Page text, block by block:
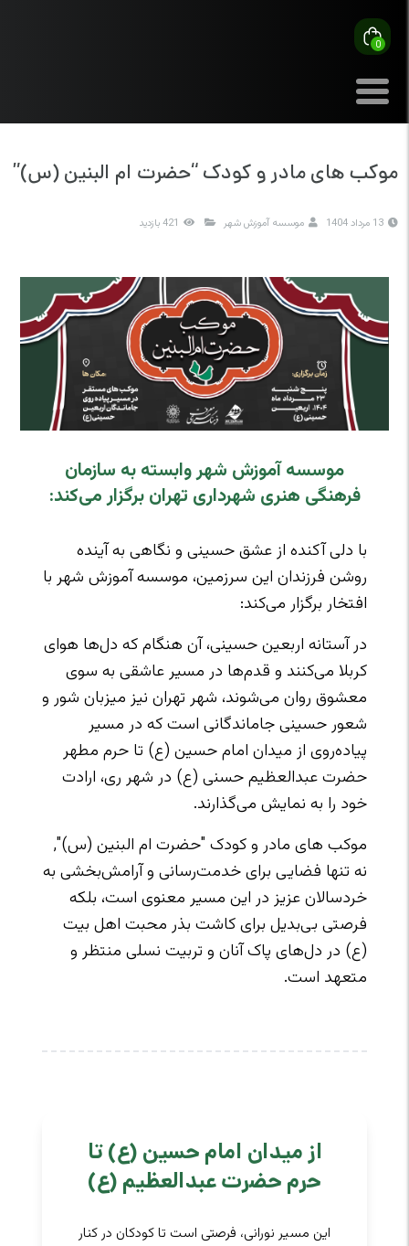
0
موکب های مادر و کودک “حضرت ام البنین (س)”
13 مرداد 1404 موسسه آموزش شهر 421 بازدید
موسسه آموزش شهر وابسته به سازمان
فرهنگی هنری شهرداری تهران برگزار می‌کند:
با دلی آکنده از عشق حسینی و نگاهی به آینده
روشن فرزندان این سرزمین، موسسه آموزش شهر با
افتخار برگزار می‌کند:
در آستانه اربعین حسینی، آن هنگام که دل‌ها هوای
کربلا می‌کنند و قدم‌ها در مسیر عاشقی به سوی
معشوق روان می‌شوند، شهر تهران نیز میزبان شور و
شعور حسینی جاماندگانی است که در مسیر
پیاده‌روی از میدان امام حسین (ع) تا حرم مطهر
حضرت عبدالعظیم حسنی (ع) در شهر ری، ارادت
خود را به نمایش می‌گذارند.
موکب های مادر و کودک "حضرت ام البنین (س)",
نه تنها فضایی برای خدمت‌رسانی و آرامش‌بخشی به
خردسالان عزیز در این مسیر معنوی است، بلکه
فرصتی بی‌بدیل برای کاشت بذر محبت اهل بیت
(ع) در دل‌های پاک آنان و تربیت نسلی منتظر و
متعهد است.
از میدان امام حسین (ع) تا
حرم حضرت عبدالعظیم (ع)
این مسیر نورانی، فرصتی است تا کودکان در کنار